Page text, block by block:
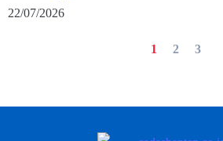
22/07/2026
1 2 3